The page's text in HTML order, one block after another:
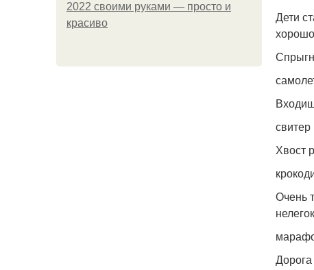
2022 своими руками — просто и
красиво
Дети
свитер
Хвост
Очень
Дорога